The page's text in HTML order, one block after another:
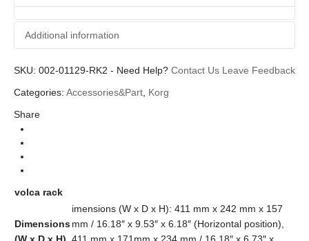
Additional information
Additional information
Brands Korg
SKU: 002-01129-RK2 - Need Help? Contact Us Leave Feedback
Categories: Accessories&Part Korg
Share
volca rack
Dimensions
imensions (W x D x H): 411 mm x 242 mm x 157
mm / 16.18″ x 9.53″ x 6.18″ (Horizontal position),